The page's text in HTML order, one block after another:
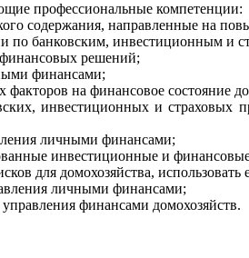
профессиональные компетенции:
содержания, направленные на
по банковским, инвестиционным и
финансовых решений;
финансами;
факторов на финансовое состояние
инвестиционных и
личными финансами;
инвестиционные и
для домохозяйства,
личными финансами;
финансами домохозяйств.